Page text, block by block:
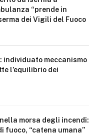
“prende in
dei Vigili del Fuoco
individuato meccanismo
l’equilibrio dei
morsa degli incendi:
fuoco, “catena umana”